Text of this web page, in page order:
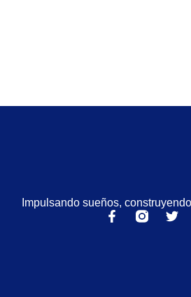
Impulsando sueños,